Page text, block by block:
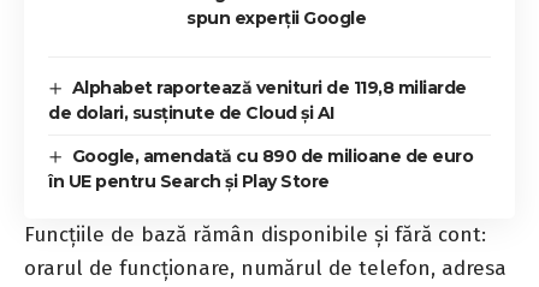
spun experții Google
Alphabet raportează venituri de 119,8 miliarde
de dolari, susținute de Cloud și AI
Google, amendată cu 890 de milioane de euro
în UE pentru Search și Play Store
Funcțiile de bază rămân disponibile și fără cont:
orarul de funcționare, numărul de telefon, adresa